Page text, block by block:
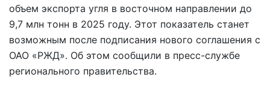
объем экспорта угля в восточном направлении до
9,7 млн тонн в 2025 году. Этот показатель станет
возможным после подписания нового соглашения с
ОАО «РЖД». Об этом сообщили в пресс-службе
регионального правительства.